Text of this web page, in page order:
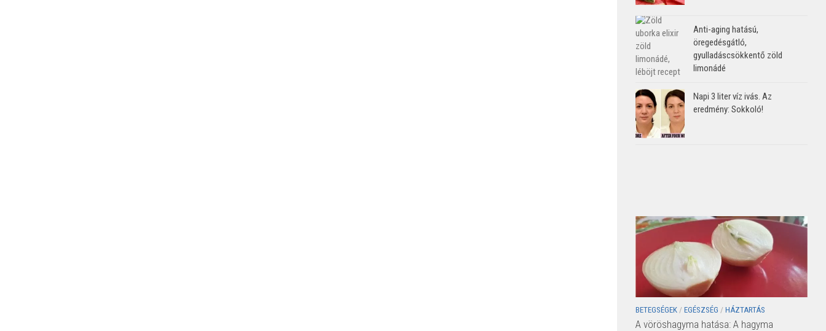
Anti-aging hatású,
öregedésgátló,
gyulladáscsökkentő zöld
limonádé
Napi 3 liter víz ivás. Az
eredmény: Sokkoló!
BETEGSÉGEK / EGÉSZSÉG / HÁZTARTÁS
A vöröshagyma hatása: A hagyma